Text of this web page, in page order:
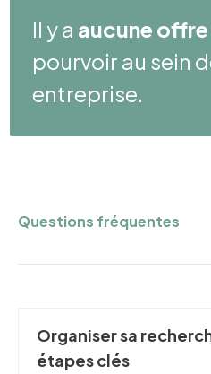
Il y a aucune
pourvoir au sein
entreprise.
Questions fréquentes
Organiser sa
étapes clés